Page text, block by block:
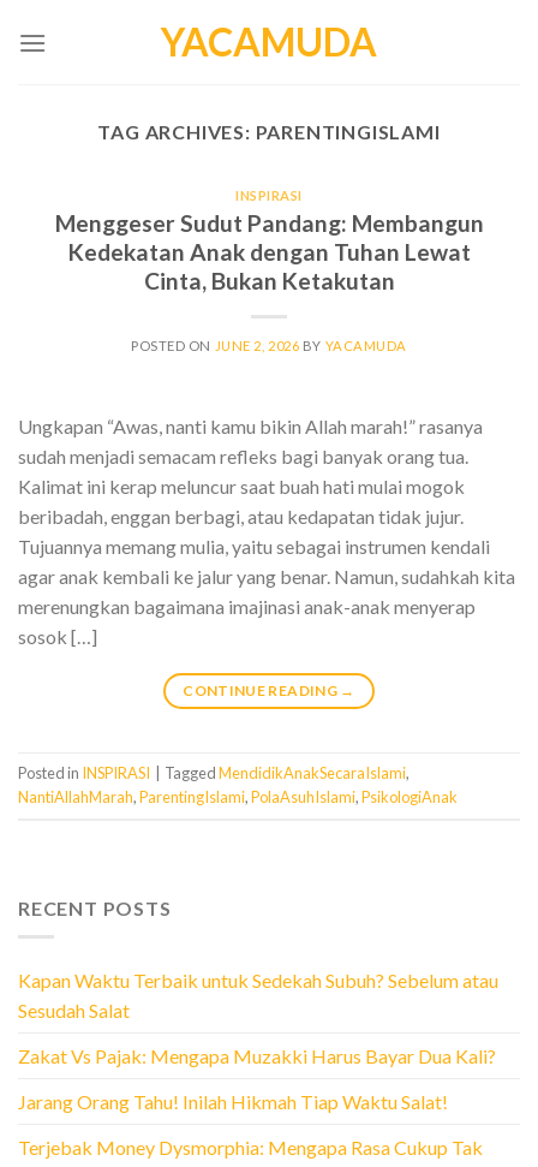
YACAMUDA
TAG ARCHIVES: PARENTINGISLAMI
INSPIRASI
Menggeser Sudut Pandang: Membangun
Kedekatan Anak dengan Tuhan Lewat
Cinta, Bukan Ketakutan
POSTED ON JUNE 2, 2026 BY YACAMUDA
Ungkapan “Awas, nanti kamu bikin Allah marah!” rasanya
sudah menjadi semacam refleks bagi banyak orang tua.
Kalimat ini kerap meluncur saat buah hati mulai mogok
beribadah, enggan berbagi, atau kedapatan tidak jujur.
Tujuannya memang mulia, yaitu sebagai instrumen kendali
agar anak kembali ke jalur yang benar. Namun, sudahkah kita
merenungkan bagaimana imajinasi anak-anak menyerap
sosok […]
CONTINUE READING →
Posted in INSPIRASI TaggedMendidikAnakSecaraIslami,
NantiAllahMarah,ParentingIslami,PolaAsuhIslami,PsikologiAnak
RECENT POSTS
Kapan Waktu Terbaik untuk Sedekah Subuh? Sebelum atau
Sesudah Salat
Zakat Vs Pajak: Mengapa Muzakki Harus Bayar Dua Kali?
Jarang Orang Tahu! Inilah Hikmah Tiap Waktu Salat!
Terjebak Money Dysmorphia: Mengapa Rasa Cukup Tak